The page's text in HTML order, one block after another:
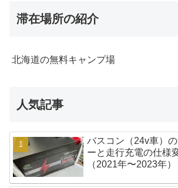
滞在場所の紹介
北海道の無料キャンプ場
人気記事
バスコン（24v車）
ーと走行充電の仕様
（2021年〜2023年）